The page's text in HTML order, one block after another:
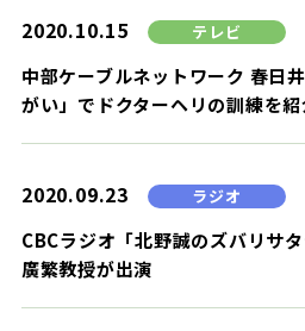
2020.10.15 テレビ
中部ケーブルネットワーク 春日
がい」でドクターヘリの訓練を紹
2020.09.23 ラジオ
CBCラジオ「北野誠のズバリサ
廣繁教授が出演